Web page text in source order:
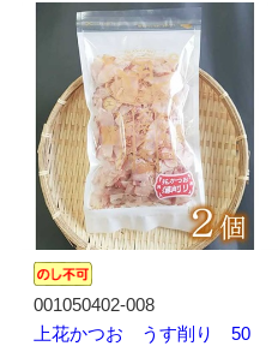
001050402-008
上花かつお うす削り 50